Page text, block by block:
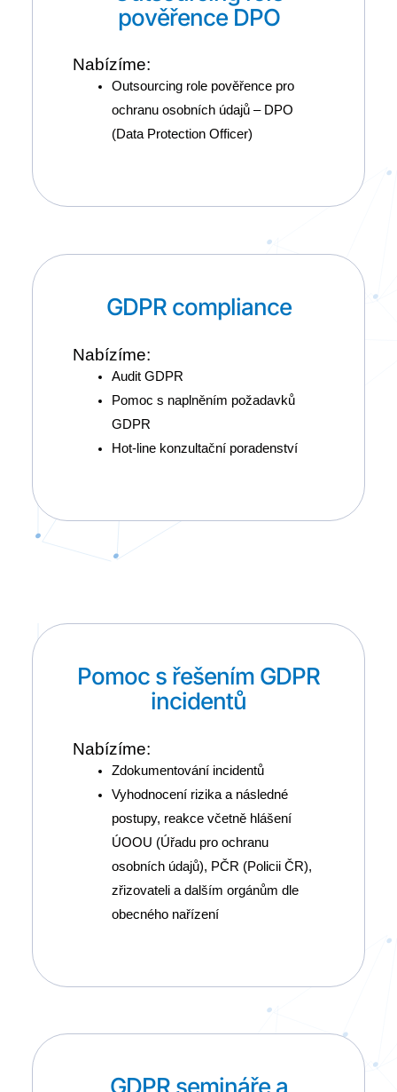
pověřence DPO
Nabízíme:
Outsourcing role pověřence pro
ochranu osobních údajů – DPO
(Data Protection Officer)
GDPR compliance
Nabízíme:
Audit GDPR
Pomoc s naplněním požadavků
GDPR
Hot-line konzultační poradenství
Pomoc s řešením GDPR
incidentů
Nabízíme:
Zdokumentování incidentů
Vyhodnocení rizika a následné
postupy, reakce včetně hlášení
ÚOOU (Úřadu pro ochranu
osobních údajů), PČR (Policii ČR),
zřizovateli a dalším orgánům dle
obecného nařízení